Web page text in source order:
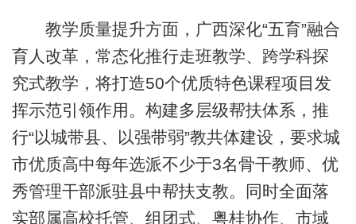
教学质量提升方面，广西深化“五育”融合
育人改革，常态化推行走班教学、跨学科探
究式教学，将打造50个优质特色课程项目发
挥示范引领作用。构建多层级帮扶体系，推
行“以城带县、以强带弱”教共体建设，要求城
市优质高中每年选派不少于3名骨干教师、优
秀管理干部派驻县中帮扶支教。同时全面落
实部属高校托管、组团式、粤桂协作、市域